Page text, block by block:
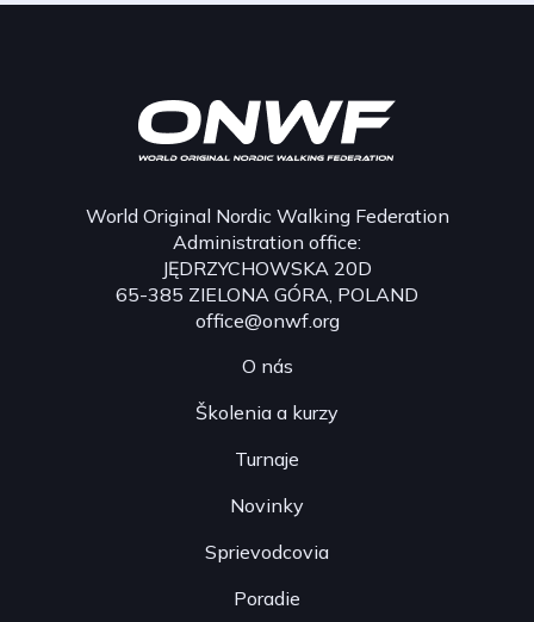
World Original Nordic Walking Federation
Administration office:
JĘDRZYCHOWSKA 20D
65-385 ZIELONA GÓRA, POLAND
office@onwf.org
O nás
Školenia a kurzy
Turnaje
Novinky
Sprievodcovia
Poradie